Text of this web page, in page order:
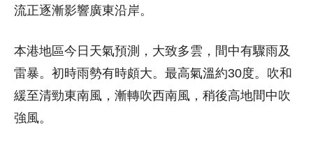
流正逐漸影響廣東沿岸。
本港地區今日天氣預測，大致多雲，間中有驟雨及
雷暴。初時雨勢有時頗大。最高氣溫約30度。吹和
緩至清勁東南風，漸轉吹西南風，稍後高地間中吹
強風。